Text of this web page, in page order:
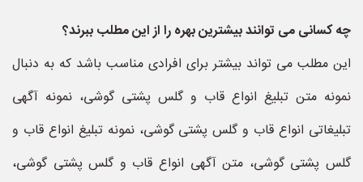
چه کسانی می توانند بیشترین بهره را از این مطلب ببرند؟
این مطلب می تواند بیشتر برای افرادی مناسب باشد که به دنبال
نمونه متن تبلیغ انواع قاب و گلس پشتی گوشی، نمونه آگهی
تبلیغاتی انواع قاب و گلس پشتی گوشی، نمونه تبلیغ انواع قاب و
گلس پشتی گوشی، متن آگهی انواع قاب و گلس پشتی گوشی،